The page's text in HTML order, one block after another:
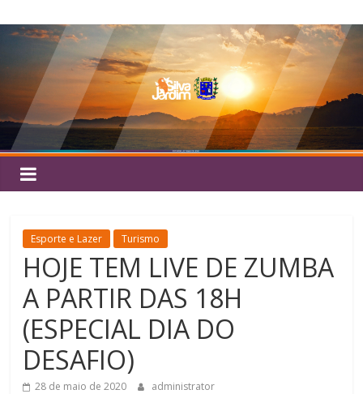
para
conteúdo
Silva
Jardim
Esporte e Lazer Turismo
HOJE TEM LIVE DE ZUMBA
A PARTIR DAS 18H
(ESPECIAL DIA DO
DESAFIO)
28 de maio de 2020 administrator